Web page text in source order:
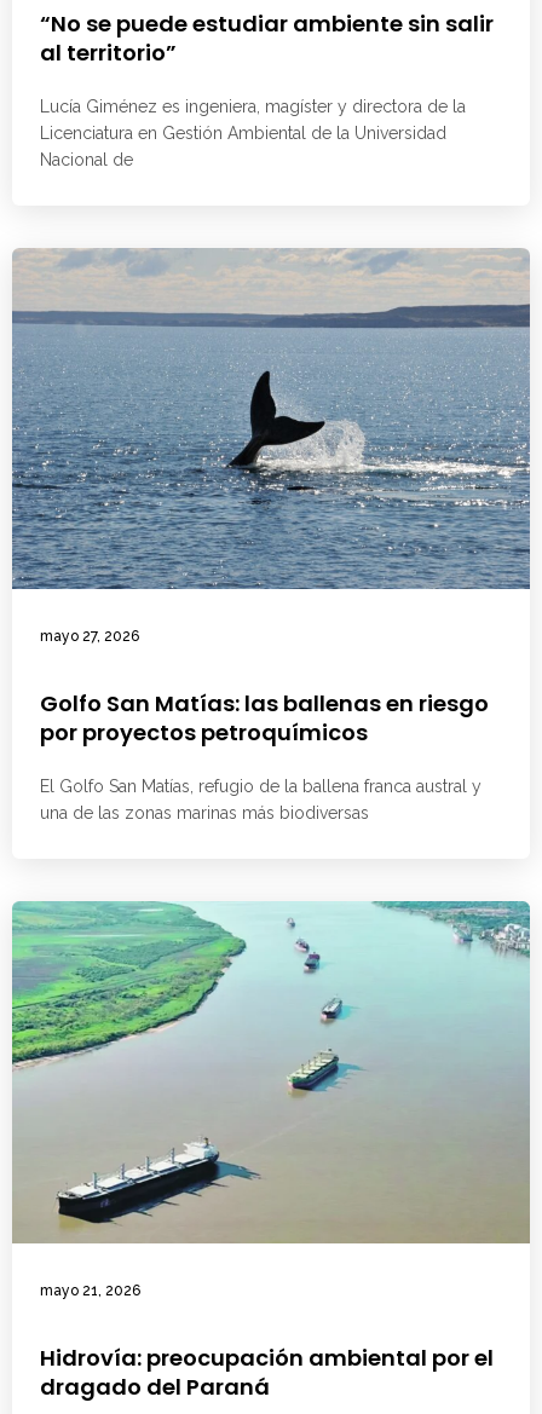
“No se puede estudiar ambiente sin salir
al territorio”
Lucía Giménez es ingeniera, magíster y directora de la
Licenciatura en Gestión Ambiental de la Universidad
Nacional de
mayo 27, 2026
Golfo San Matías: las ballenas en riesgo
por proyectos petroquímicos
El Golfo San Matías, refugio de la ballena franca austral y
una de las zonas marinas más biodiversas
mayo 21, 2026
Hidrovía: preocupación ambiental por el
dragado del Paraná